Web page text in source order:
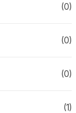
(0)
(0)
(0)
(1)